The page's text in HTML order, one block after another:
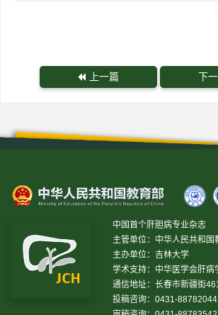
上一篇 下
中国首个肝胆病专业杂志
主管单位：中华人民共和国
主办单位：吉林大学
学术支持：中华医学会肝病
通信地址：长春市新疆街
投稿咨询：0431-88782044